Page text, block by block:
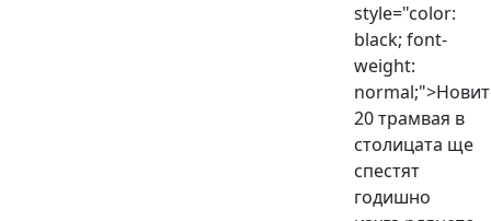
style="color:
black; font-
weight:
20 трамвая в
столицата ще
спестят
годишно